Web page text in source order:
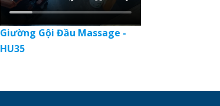
Giường Gội Đầu Massage -
HU35